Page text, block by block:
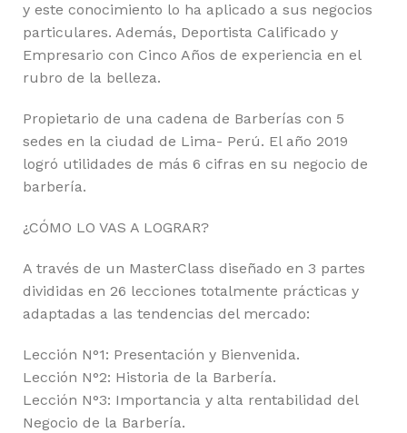
y este conocimiento lo ha aplicado a sus negocios
particulares. Además, Deportista Calificado y
Empresario con Cinco Años de experiencia en el
rubro de la belleza.
Propietario de una cadena de Barberías con 5
sedes en la ciudad de Lima- Perú. El año 2019
logró utilidades de más 6 cifras en su negocio de
barbería.
¿CÓMO LO VAS A LOGRAR?
A través de un MasterClass diseñado en 3 partes
divididas en 26 lecciones totalmente prácticas y
adaptadas a las tendencias del mercado:
Lección N°1: Presentación y Bienvenida.
Lección N°2: Historia de la Barbería.
Lección N°3: Importancia y alta rentabilidad del
Negocio de la Barbería.